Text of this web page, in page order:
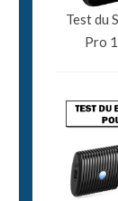
Test du
Pro